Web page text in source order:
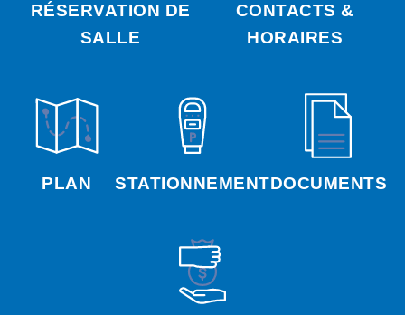
RÉSERVATION DE
SALLE
CONTACTS &
HORAIRES
PLAN STATIONNEMENTDOCUMENTS